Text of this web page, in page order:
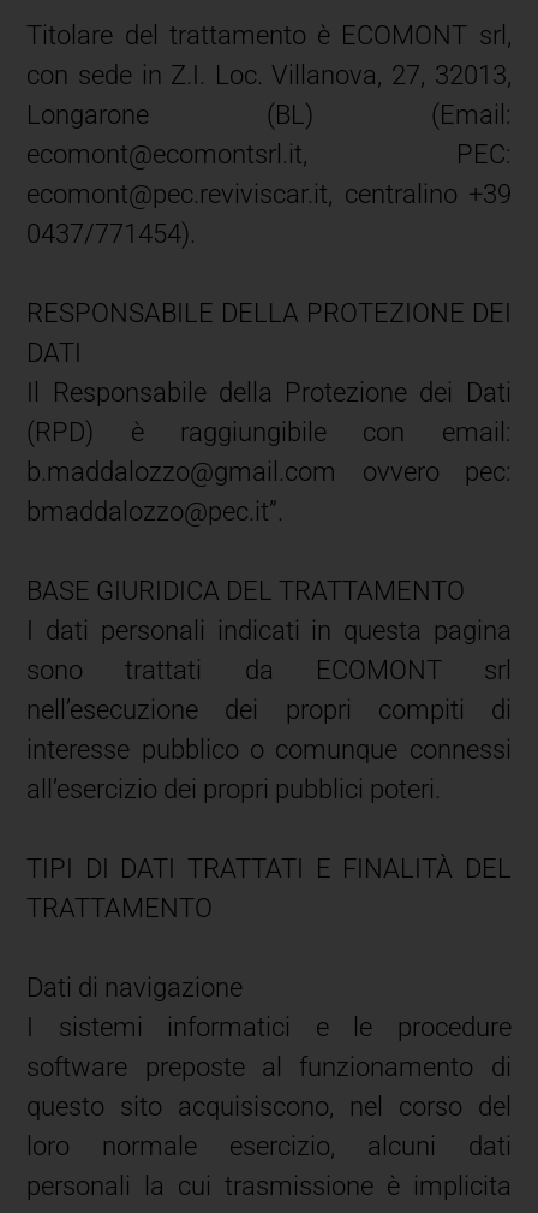
Titolare del trattamento è ECOMONT srl,
con sede in Z.I. Loc. Villanova, 27, 32013,
Longarone (BL) (Email:
ecomont@ecomontsrl.it, PEC:
ecomont@pec.reviviscar.it, centralino +39
0437/771454).
RESPONSABILE DELLA PROTEZIONE DEI
DATI
Il Responsabile della Protezione dei Dati
(RPD) è raggiungibile con email:
b.maddalozzo@gmail.com ovvero pec:
bmaddalozzo@pec.it”.
BASE GIURIDICA DEL TRATTAMENTO
I dati personali indicati in questa pagina
sono trattati da ECOMONT srl
nell’esecuzione dei propri compiti di
interesse pubblico o comunque connessi
all’esercizio dei propri pubblici poteri.
TIPI DI DATI TRATTATI E FINALITÀ DEL
TRATTAMENTO
Dati di navigazione
I sistemi informatici e le procedure
software preposte al funzionamento di
questo sito acquisiscono, nel corso del
loro normale esercizio, alcuni dati
personali la cui trasmissione è implicita